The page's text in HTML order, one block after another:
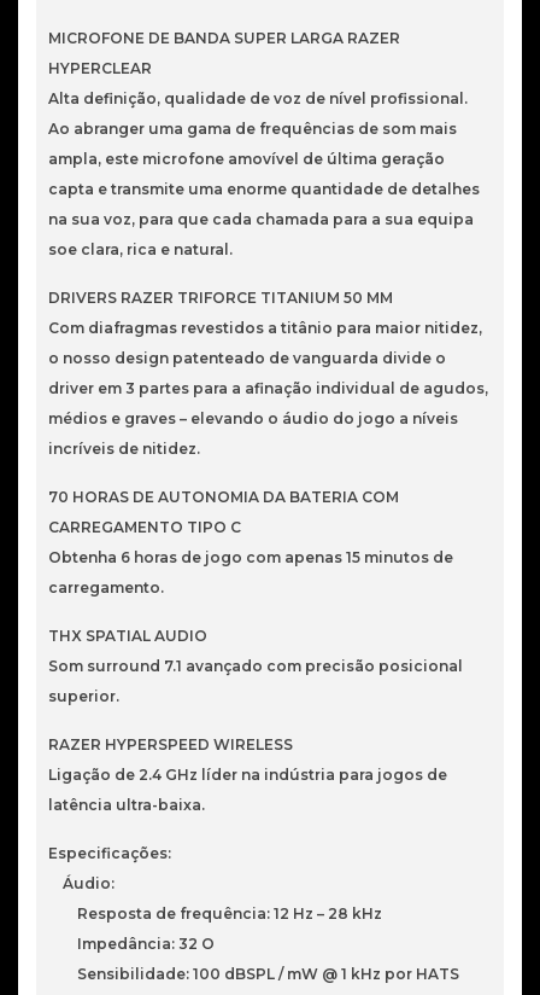
MICROFONE DE BANDA SUPER LARGA RAZER
HYPERCLEAR
Alta definição, qualidade de voz de nível profissional.
Ao abranger uma gama de frequências de som mais
ampla, este microfone amovível de última geração
capta e transmite uma enorme quantidade de detalhes
na sua voz, para que cada chamada para a sua equipa
soe clara, rica e natural.
DRIVERS RAZER TRIFORCE TITANIUM 50 MM
Com diafragmas revestidos a titânio para maior nitidez,
o nosso design patenteado de vanguarda divide o
driver em 3 partes para a afinação individual de agudos,
médios e graves – elevando o áudio do jogo a níveis
incríveis de nitidez.
70 HORAS DE AUTONOMIA DA BATERIA COM
CARREGAMENTO TIPO C
Obtenha 6 horas de jogo com apenas 15 minutos de
carregamento.
THX SPATIAL AUDIO
Som surround 7.1 avançado com precisão posicional
superior.
RAZER HYPERSPEED WIRELESS
Ligação de 2.4 GHz líder na indústria para jogos de
latência ultra-baixa.
Especificações:
Áudio:
Resposta de frequência: 12 Hz – 28 kHz
Impedância: 32 O
Sensibilidade: 100 dBSPL / mW @ 1 kHz por HATS